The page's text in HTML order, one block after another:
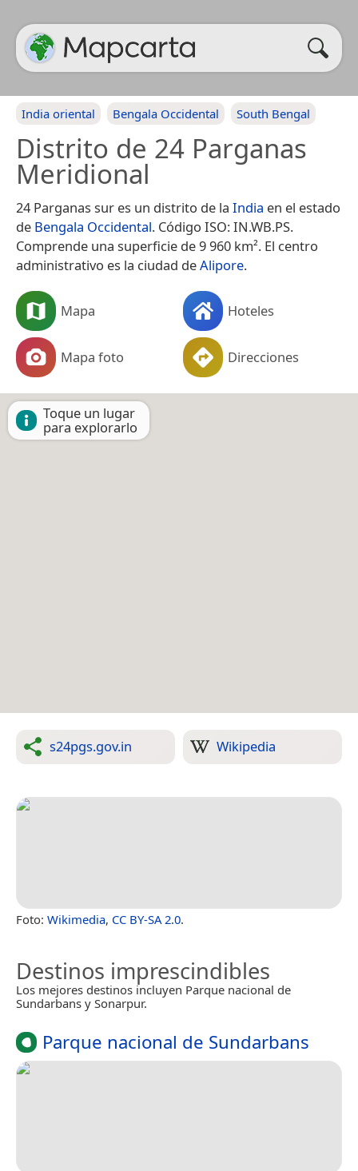
India oriental Bengala Occidental South Bengal
Distrito de 24 Parganas
Meridional
24 Parganas sur es un distrito de la India en el estado
de Bengala Occidental. Código ISO: IN.WB.PS.​
Comprende una superficie de 9 960 km². El centro
administrativo es la ciudad deAlipore.
Mapa Hoteles
Mapa foto Direcciones
Toque un lugar
para explorarlo
s24pgs.gov.in Wikipedia
Foto: Wikimedia, CC BY-SA 2.0.
Destinos imprescindibles
Los mejores destinos incluyen Parque nacional de
Sundarbans y Sonarpur.
Parque nacional de Sundarbans